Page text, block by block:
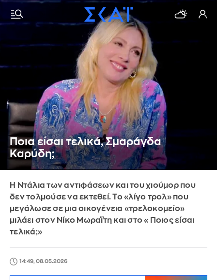
Ποια είσαι τελικά, Σμαράγδα
Καρύδη;
Η Ντάλια των αντιφάσεων και του χιούμορ που
δεν τολμούσε να εκτεθεί. Το «λίγο τρολ» που
μεγάλωσε σε μια οικογένεια «τρελοκομείο»
μιλάει στον Νίκο Μωραΐτη και στο «Ποιος είσαι
τελικά;»
14:49, 08.05.2026